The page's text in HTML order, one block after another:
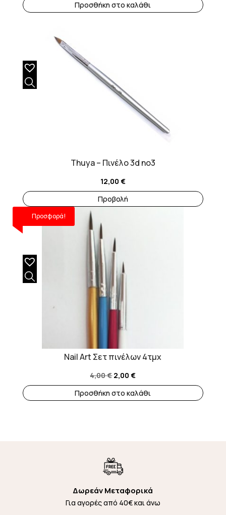
Προσθήκη στο καλάθι
Thuya – Πινέλο 3d no3
12,00 €
Προβολή
Προσφορά!
Nail Art Σετ πινέλων 4τμχ
4,00€Original
price
was:
2,00€Η
τρέχουσα
τιμή
Προσθήκη στο καλάθι
Δωρεάν Μεταφορικά
Για αγορές από 40€ και άνω